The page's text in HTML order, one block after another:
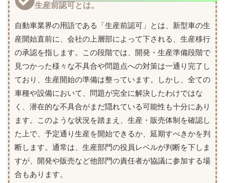
生産前認可とは。
自動車業界の用語である「生産前認可」とは、新型車の生
産開始直前に、会社の上層部によって下される、生産移行
の承認を指します。この段階では、開発・生産準備段階で
見つかった様々な不具合や問題点への対策は一通り完了し
ており、生産開始の準備は整っています。しかし、全ての
車種や設備において、問題が完全に解決したわけではな
く、潜在的な不具合がまだ隠れている可能性も十分にあり
ます。このような状況を踏まえ、生産・販売体制を確認し
た上で、予定通り生産を開始できるか、延期すべきかを判
断します。通常は、生産部門の役員レベルが判断を下しま
すが、開発や販売など他部門の責任者が協議に参加する場
合もあります。